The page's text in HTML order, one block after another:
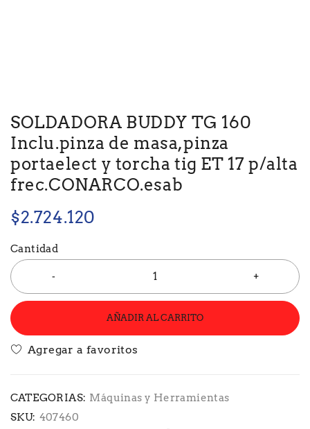
SOLDADORA BUDDY TG 160
Inclu.pinza de masa,pinza
portaelect y torcha tig ET 17 p/alta
frec.CONARCO.esab
$2.724.120
Cantidad
AÑADIR AL CARRITO
CATEGORIAS: Máquinas y Herramientas
SKU: 407460